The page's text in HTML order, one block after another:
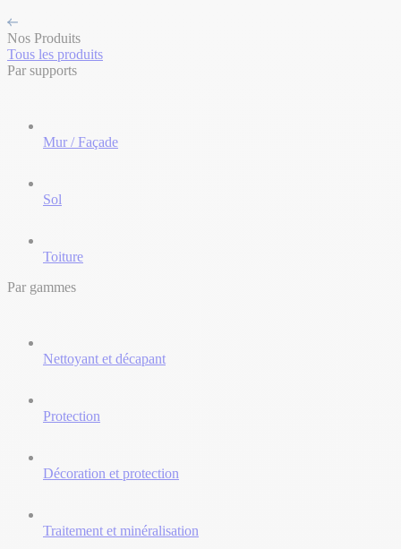
Nos Produits
Tous les produits
Par supports
Mur / Façade
Sol
Toiture
Par gammes
Nettoyant et décapant
Protection
Décoration et protection
Traitement et minéralisation